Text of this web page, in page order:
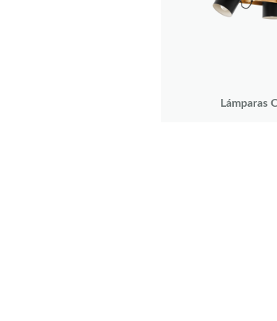
Lámparas